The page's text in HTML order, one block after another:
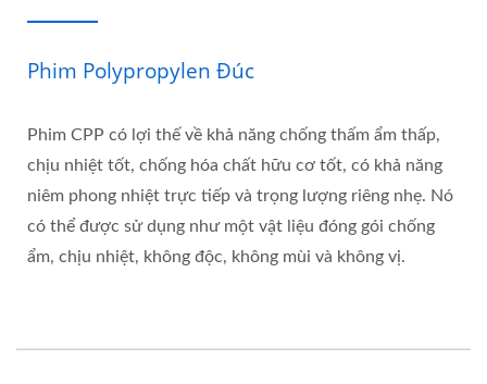
Phim Polypropylen Đúc
Phim CPP có lợi thế về khả năng chống thấm ẩm thấp,
chịu nhiệt tốt, chống hóa chất hữu cơ tốt, có khả năng
niêm phong nhiệt trực tiếp và trọng lượng riêng nhẹ. Nó
có thể được sử dụng như một vật liệu đóng gói chống
ẩm, chịu nhiệt, không độc, không mùi và không vị.